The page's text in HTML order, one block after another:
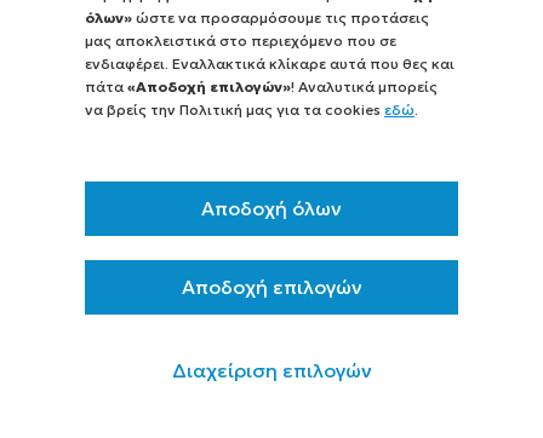
όλων» ώστε να προσαρμόσουμε τις προτάσεις
μας αποκλειστικά στο περιεχόμενο που σε
ενδιαφέρει. Εναλλακτικά κλίκαρε αυτά που θες και
πάτα «Αποδοχή επιλογών»! Αναλυτικά μπορείς
να βρείς την Πολιτική μας για τα cookies εδώ.
Αποδοχή όλων
Αποδοχή επιλογών
Διαχείριση επιλογών
ξενοδοχειακών μονάδων στα πλαίσια
προγραμμάτων τα οποία δύνανται να
υλοποιηθούν μέσω του Υπ.Α.Α.Τ.
περισσότερα >